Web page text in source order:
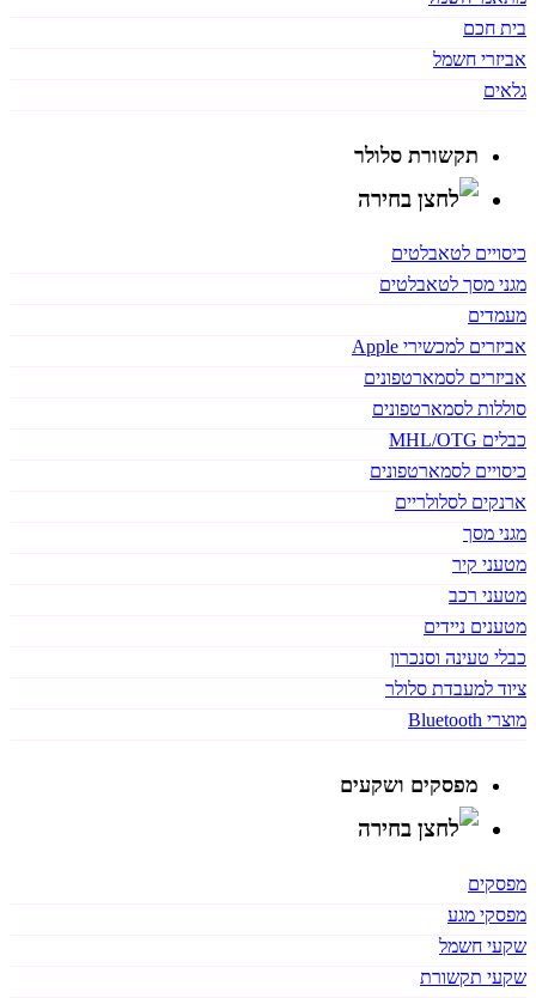
בית חכם
אביזרי חשמל
גלאים
תקשורת סלולר
כיסויים לטאבלטים
מגני מסך לטאבלטים
מעמדים
אביזרים למכשירי Apple
אביזרים לסמארטפונים
סוללות לסמארטפונים
כבלים MHL/OTG
כיסויים לסמארטפונים
ארנקים לסלולריים
מגני מסך
מטעני קיר
מטעני רכב
מטענים ניידים
כבלי טעינה וסנכרון
ציוד למעבדת סלולר
מוצרי Bluetooth
מפסקים ושקעים
מפסקים
מפסקי מגע
שקעי חשמל
שקעי תקשורת